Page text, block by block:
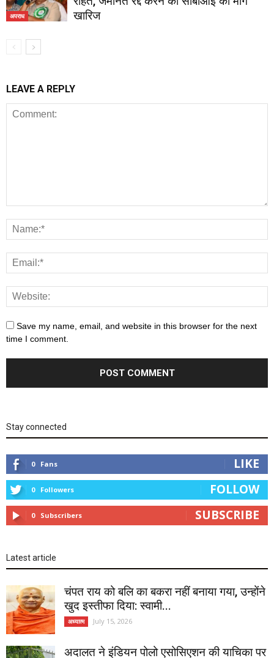
अपराध
खारिज
LEAVE A REPLY
Save my name, email, and website in this browser for the next
time I comment.
Stay connected
0 Fans LIKE
0 Followers FOLLOW
0 Subscribers SUBSCRIBE
Latest article
चंपत राय को बलि का बकरा नहीं बनाया गया, उन्होंने
खुद इस्तीफा दिया: स्वामी...
अध्यात्म July 15, 2026
अदालत ने इंडियन पोलो एसोसिएशन की याचिका पर